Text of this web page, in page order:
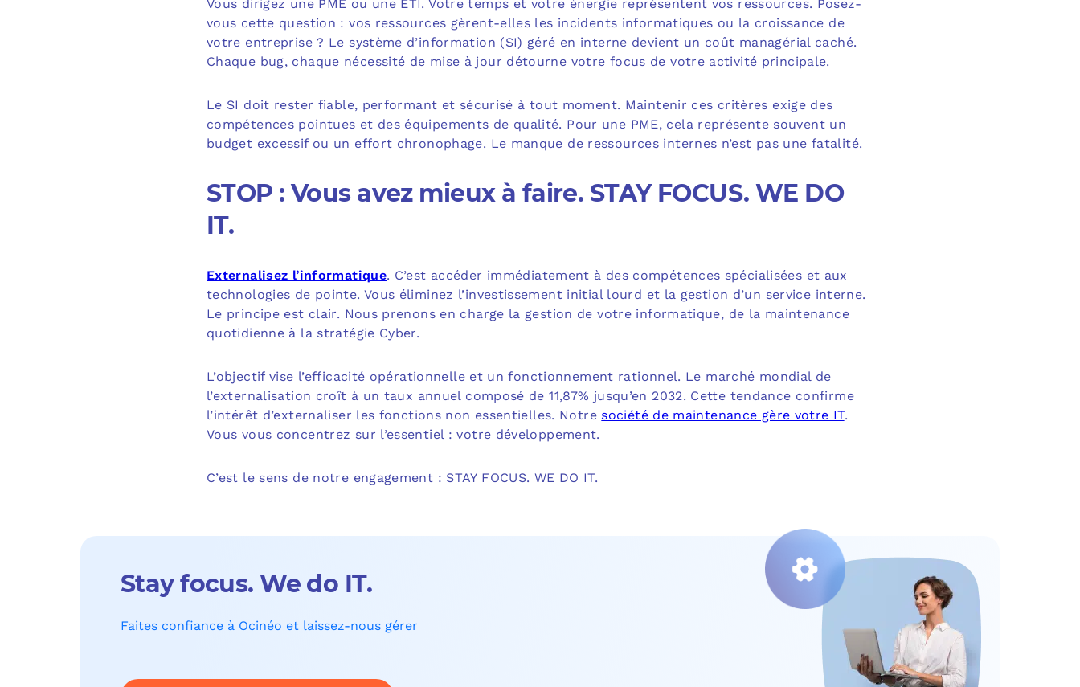
Vous dirigez une PME ou une ETI. Votre temps et votre énergie représentent vos ressources. Posez-
vous cette question : vos ressources gèrent-elles les incidents informatiques ou la croissance de
votre entreprise ? Le système d’information (SI) géré en interne devient un coût managérial caché.
Chaque bug, chaque nécessité de mise à jour détourne votre focus de votre activité principale.
Le SI doit rester fiable, performant et sécurisé à tout moment. Maintenir ces critères exige des
compétences pointues et des équipements de qualité. Pour une PME, cela représente souvent un
budget excessif ou un effort chronophage. Le manque de ressources internes n’est pas une fatalité.
STOP : Vous avez mieux à faire. STAY FOCUS. WE DO
IT.
Externalisez l’informatique. C’est accéder immédiatement à des compétences spécialisées et aux
technologies de pointe. Vous éliminez l’investissement initial lourd et la gestion d’un service interne.
Le principe est clair. Nous prenons en charge la gestion de votre informatique, de la maintenance
quotidienne à la stratégie Cyber.
L’objectif vise l’efficacité opérationnelle et un fonctionnement rationnel. Le marché mondial de
l’externalisation croît à un taux annuel composé de 11,87% jusqu’en 2032. Cette tendance confirme
l’intérêt d’externaliser les fonctions non essentielles. Notre société de maintenance gère votre IT.
Vous vous concentrez sur l’essentiel : votre développement.
C’est le sens de notre engagement : STAY FOCUS. WE DO IT.
Stay focus. We do IT.
Faites confiance à Ocinéo et laissez-nous gérer